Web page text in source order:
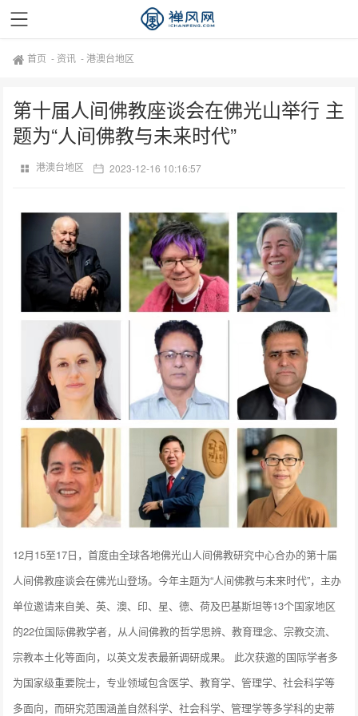
首页 - 资讯 -港澳台地区
第十届人间佛教座谈会在佛光山举行 主
题为“人间佛教与未来时代”
港澳台地区 2023-12-16 10:16:57
12月15至17日，首度由全球各地佛光山人间佛教研究中心合办的第十届
人间佛教座谈会在佛光山登场。今年主题为“人间佛教与未来时代”，主办
单位邀请来自美、英、澳、印、星、德、荷及巴基斯坦等13个国家地区
的22位国际佛教学者，从人间佛教的哲学思辨、教育理念、宗教交流、
宗教本土化等面向，以英文发表最新调研成果。 此次获邀的国际学者多
为国家级重要院士，专业领域包含医学、教育学、管理学、社会科学等
多面向，而研究范围涵盖自然科学、社会科学、管理学等多学科的史蒂